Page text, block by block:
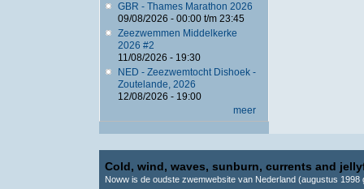
GBR - Thames Marathon 2026
09/08/2026 - 00:00t/m 23:45
Zeezwemmen Middelkerke
2026 #2
11/08/2026 - 19:30
NED - Zeezwemtocht Dishoek -
Zoutelande, 2026
12/08/2026 - 19:00
meer
Cold, wind, waves, sunburn, currents and
Noww is de oudste zwemwebsite van Nederland (augustus 1998